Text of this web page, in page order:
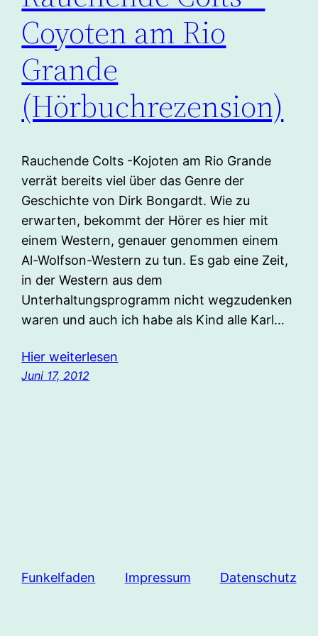
Coyoten am Rio
Grande
(Hörbuchrezension)
Rauchende Colts -Kojoten am Rio Grande
verrät bereits viel über das Genre der
Geschichte von Dirk Bongardt. Wie zu
erwarten, bekommt der Hörer es hier mit
einem Western, genauer genommen einem
Al-Wolfson-Western zu tun. Es gab eine Zeit,
in der Western aus dem
Unterhaltungsprogramm nicht wegzudenken
waren und auch ich habe als Kind alle Karl…
Hier weiterlesen
Juni 17, 2012
Funkelfaden Impressum Datenschutz